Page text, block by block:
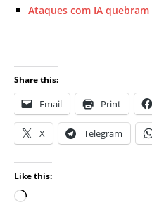
Ataques com IA
Share this:
Email Print
X Telegram
Like this: